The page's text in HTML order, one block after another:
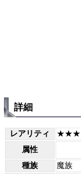
詳細
レアリティ
属性
種族
魔族